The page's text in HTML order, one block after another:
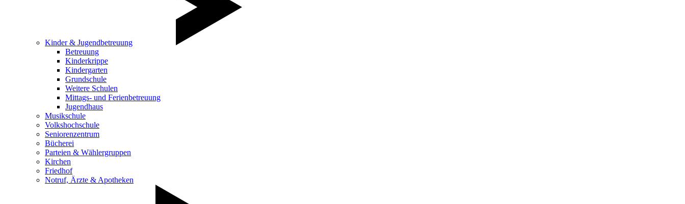
Kinder & Jugendbetreuung
Betreuung
Kinderkrippe
Kindergarten
Grundschule
Weitere Schulen
Mittags- und Ferienbetreuung
Jugendhaus
Musikschule
Volkshochschule
Seniorenzentrum
Bücherei
Parteien & Wählergruppen
Kirchen
Friedhof
Notruf, Ärzte & Apotheken